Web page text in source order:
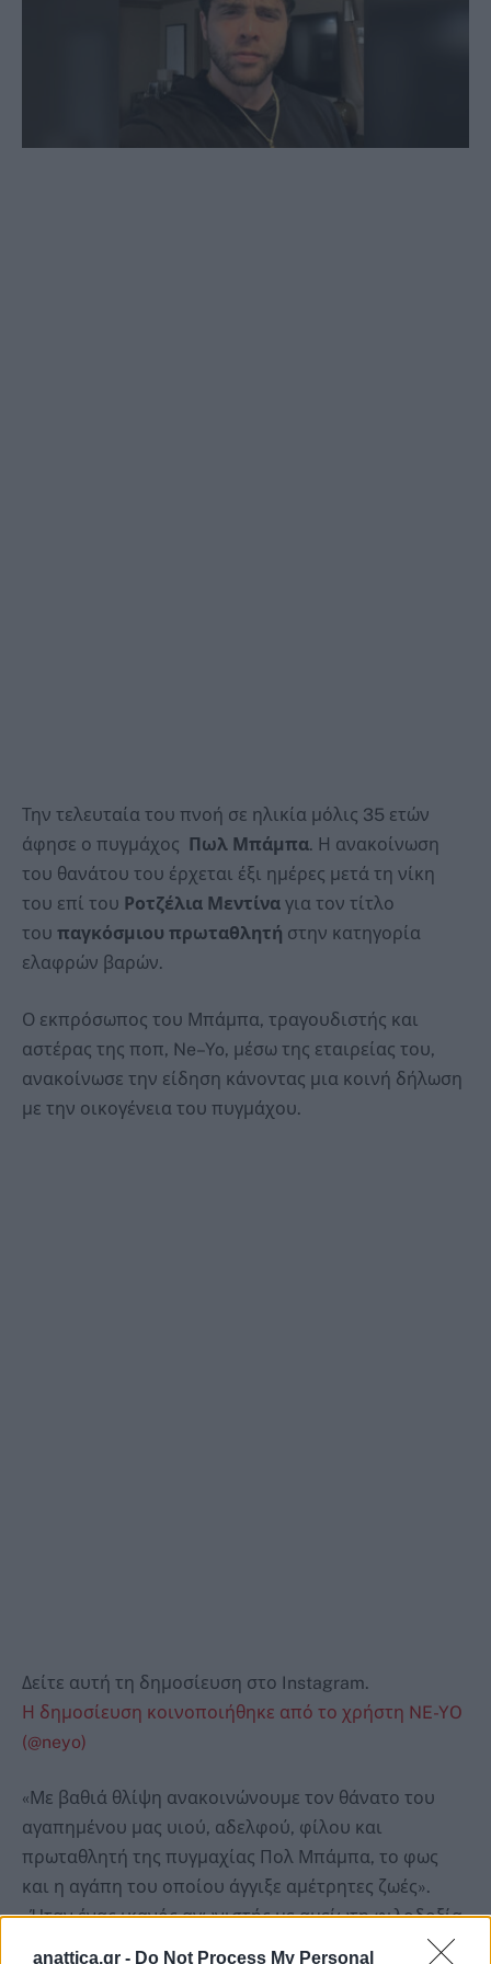
anattica.gr - Do Not Process My Personal
Την τελευταία του πνοή σε ηλικία μόλις 35 ετών
άφησε ο πυγμάχος Πωλ Μπάμπα. Η ανακοίνωση
του θανάτου του έρχεται έξι ημέρες μετά τη νίκη
του επί του Ροτζέλια Μεντίνα για τον τίτλο
του παγκόσμιου πρωταθλητή στην κατηγορία
ελαφρών βαρών.
Ο εκπρόσωπος του Μπάμπα, τραγουδιστής και
αστέρας της ποπ, Ne–Yo, μέσω της εταιρείας του,
ανακοίνωσε την είδηση κάνοντας μια κοινή δήλωση
με την οικογένεια του πυγμάχου.
Δείτε αυτή τη δημοσίευση στο Instagram.
Η δημοσίευση κοινοποιήθηκε από το χρήστη NE-YO
(@neyo)
«Με βαθιά θλίψη ανακοινώνουμε τον θάνατο του
αγαπημένου μας υιού, αδελφού, φίλου και
πρωταθλητή της πυγμαχίας Πολ Μπάμπα, το φως
και η αγάπη του οποίου άγγιξε αμέτρητες ζωές».
«Ήταν ένας ικανός αγωνιστής με αμείωτη φιλοδοξία
να επιτύχει το μεγαλείο. Αλλά περισσότερο από